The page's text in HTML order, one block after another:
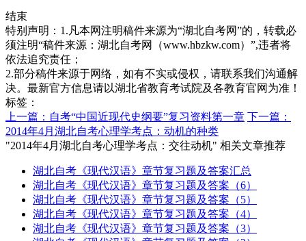
结束
特别声明：1.凡本网注明稿件来源为“湖北自考网”的，转载必
须注明“稿件来源：湖北自考网（www.hbzkw.com）”,违者将
依法追究责任；
2.部分稿件来源于网络，如有不实或侵权，请联系我们沟通解
决。最新官方信息请以湖北省教育考试院及各教育官网为准！
标签：
上一篇：自考“中国近现代史纲要”复习资料第一章 下一篇：
2014年4月湖北自考心理学考点：动机的种类
"2014年4月湖北自考心理学考点：交往动机" 相关文章推荐
湖北自考《现代汉语》章节复习题及答案汇总
湖北自考《现代汉语》章节复习题及答案（6）
湖北自考《现代汉语》章节复习题及答案（5）
湖北自考《现代汉语》章节复习题及答案（4）
湖北自考《现代汉语》章节复习题及答案（3）